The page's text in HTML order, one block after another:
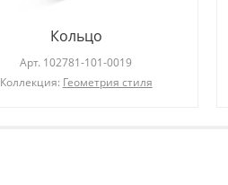
Кольцо
Арт. 102781-101-0019
Коллекция: Геометрия стиля